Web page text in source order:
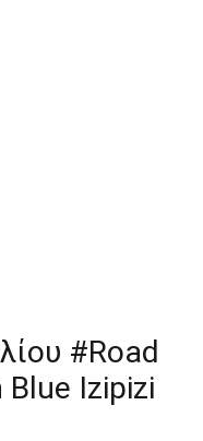
#Road
Izipizi